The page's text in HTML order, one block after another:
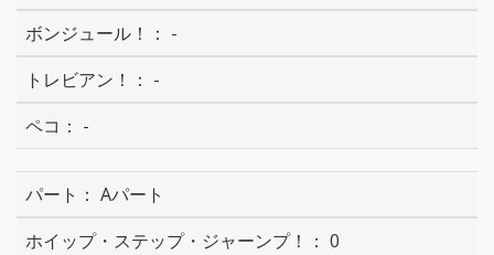
-
-
-
Aパート
0